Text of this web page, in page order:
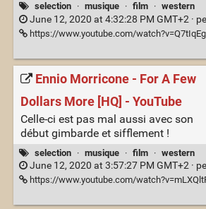
selection · musique · film · western
June 12, 2020 at 4:32:28 PM GMT+2 ·
https://www.youtube.com/
Ennio Morricone - For A Few
Dollars More [HQ] - YouTube
Celle-ci est pas mal aussi avec son
début gimbarde et sifflement !
selection · musique · film · western
June 12, 2020 at 3:57:27 PM GMT+2 ·
https://www.youtube.com/